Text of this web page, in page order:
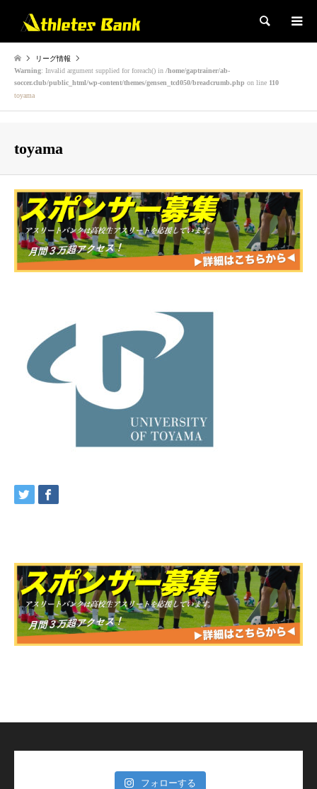
検索
リーグ情報
Warning: Invalid argument supplied for foreach() in /home/gaptrainer/ab-
soccer.club/public_html/wp-content/themes/gensen_tcd050/breadcrumb.php on line 110
toyama
toyama
フォローする